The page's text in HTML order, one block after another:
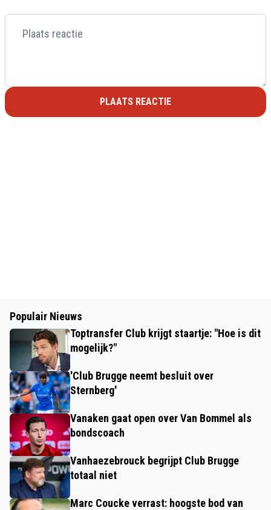
PLAATS REACTIE
Populair Nieuws
Toptransfer Club krijgt staartje: "Hoe is dit
mogelijk?"
'Club Brugge neemt besluit over
Sternberg'
Vanaken gaat open over Van Bommel als
bondscoach
Vanhaezebrouck begrijpt Club Brugge
totaal niet
Marc Coucke verrast: hoogste bod van